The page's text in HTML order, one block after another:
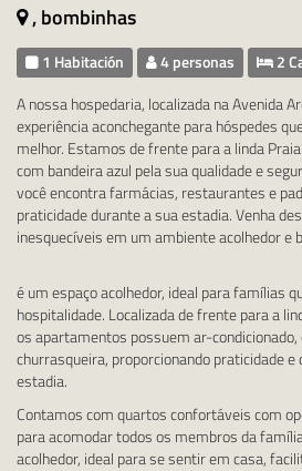
, bombinhas
1 Habitación 4 personas 2
A nossa hospedaria, localizada na Avenida
experiência aconchegante para hóspedes
melhor. Estamos de frente para a linda
com bandeira azul pela sua qualidade e
você encontra farmácias, restaurantes e
praticidade durante a sua estadia. Venha
inesquecíveis em um ambiente acolhedor e
é um espaço acolhedor, ideal para famílias
hospitalidade. Localizada de frente para a
os apartamentos possuem ar-condicionado,
churrasqueira, proporcionando praticidade
estadia.
Contamos com quartos confortáveis com
para acomodar todos os membros da
acolhedor, ideal para se sentir em casa,